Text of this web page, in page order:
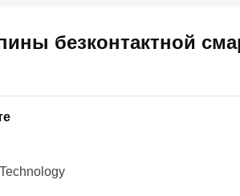
безконтактной